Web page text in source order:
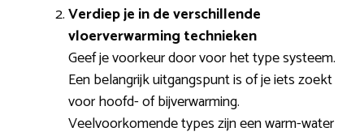
Verdiep je in de verschillende
vloerverwarming technieken
Geef je voorkeur door voor het type systeem.
Een belangrijk uitgangspunt is of je iets zoekt
voor hoofd- of bijverwarming.
Veelvoorkomende types zijn een warm-water